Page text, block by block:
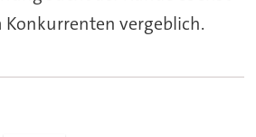
vergeblich.